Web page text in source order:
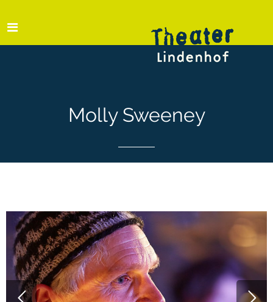
Molly Sweeney